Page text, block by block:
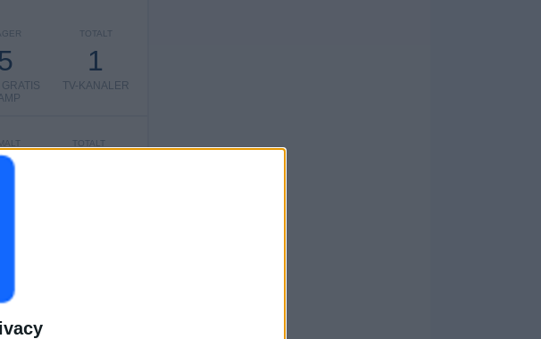
TOTALT
1
TV-KANALER
TOTALT